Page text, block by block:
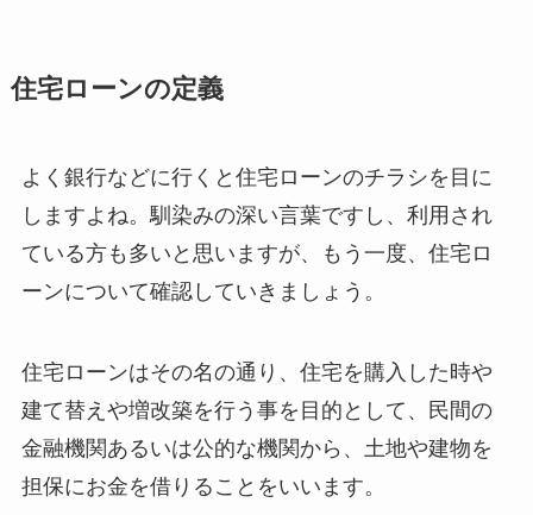
住宅ローンの定義
よく銀行などに行くと住宅ローンのチラシを目に
しますよね。馴染みの深い言葉ですし、利用され
ている方も多いと思いますが、もう一度、住宅ロ
ーンについて確認していきましょう。
住宅ローンはその名の通り、住宅を購入した時や
建て替えや増改築を行う事を目的として、民間の
金融機関あるいは公的な機関から、土地や建物を
担保にお金を借りることをいいます。